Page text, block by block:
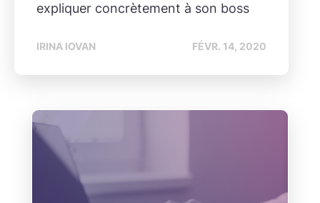
expliquer concrètement à son boss
IRINA IOVAN FÉVR. 14, 2020